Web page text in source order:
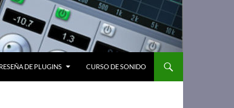
RESEÑA DE PLUGINS CURSO DE SONIDO